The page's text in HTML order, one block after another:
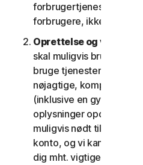
forbrugertjenester er
forbrugere, ikke til SV'er.
Oprettelse og
skal muligvis bruge en
bruge tjenesterne. Det
nøjagtige, komplette og
(inklusive en gyldig
oplysninger opdaterede.
muligvis nødt til at
konto, og vi kan
dig mht. vigtige